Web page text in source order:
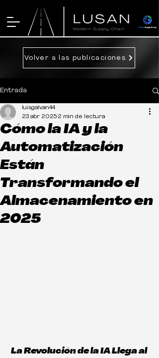
Volver a las publicaciones
Entrada
Cómo la IA y la
Automatización
Están
Transformando el
Almacenamiento en
2025
luisgalvan44
23 abr 2025 2 min de lectura
La Revolución de la IA Llega al